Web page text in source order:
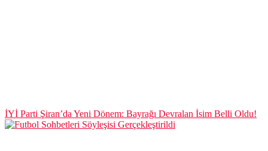
İYİ Parti Şiran’da Yeni Dönem: Bayrağı Devralan İsim Belli Oldu!